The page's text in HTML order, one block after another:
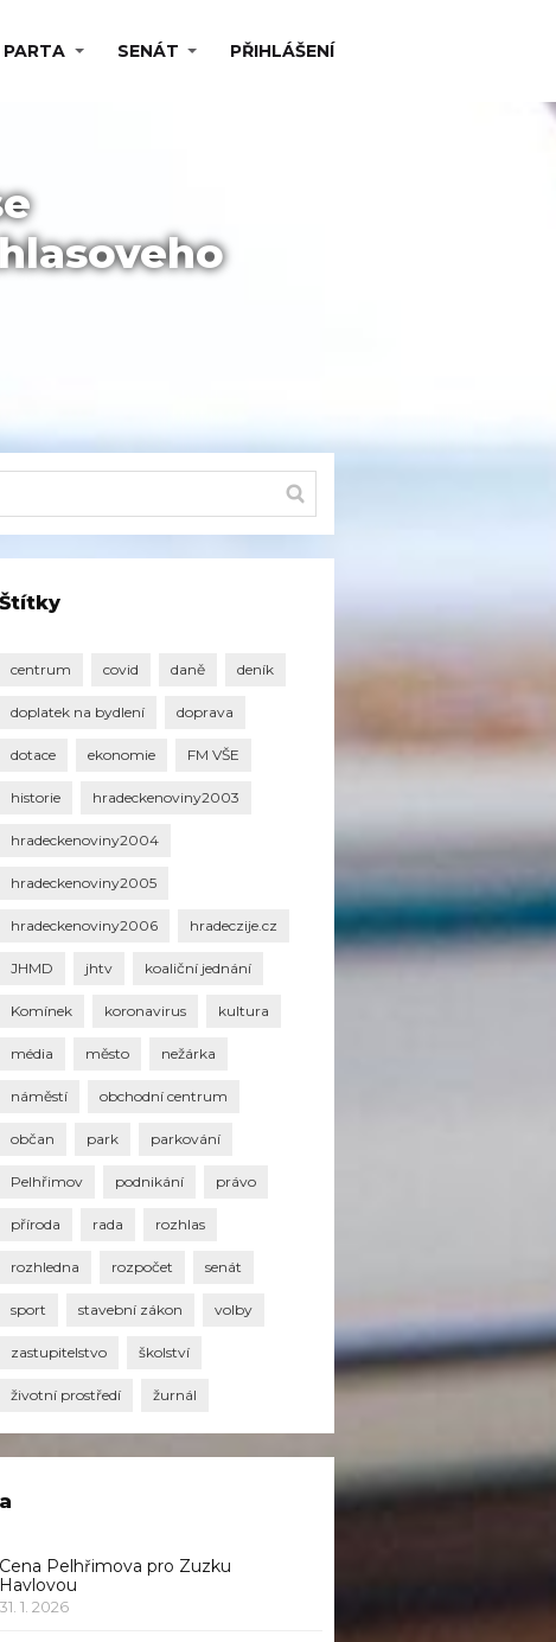
PARTA SENÁT PŘIHLÁŠENÍ
Štítky
centrum covid daně deník
doplatek na bydlení doprava
dotace ekonomie FM VŠE
historie hradeckenoviny2003
hradeckenoviny2004
hradeckenoviny2005
hradeckenoviny2006 hradeczije.cz
JHMD jhtv koaliční jednání
Komínek koronavirus kultura
média město nežárka
náměstí obchodní centrum
občan park parkování
Pelhřimov podnikání právo
příroda rada rozhlas
rozhledna rozpočet senát
sport stavební zákon volby
zastupitelstvo školství
životní prostředí žurnál
a
Cena Pelhřimova pro Zuzku
Havlovou
31. 1. 2026